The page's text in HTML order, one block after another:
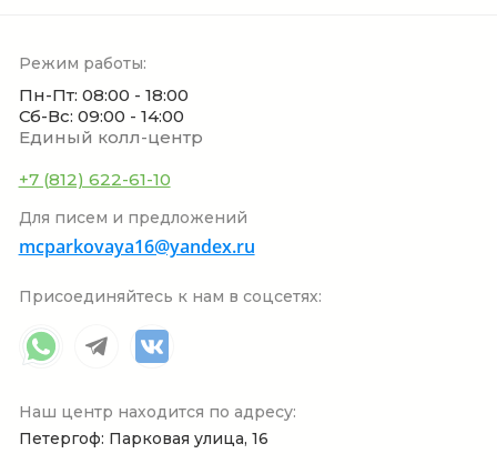
Режим работы:
Пн-Пт: 08:00 - 18:00
Сб-Вс: 09:00 - 14:00
Единый колл-центр
+7 (812) 622-61-10
Для писем и предложений
mcparkovaya16@yandex.ru
Присоединяйтесь к нам в соцсетях:
Наш центр находится по адресу:
Петергоф: Парковая улица, 16